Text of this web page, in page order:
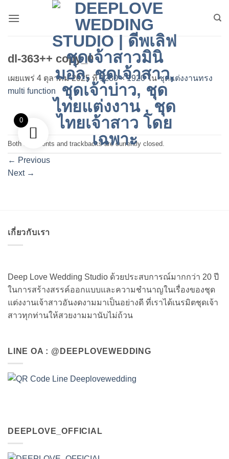
dl-363++ copy_0
เผยแพร่ 4 ตุลาคม 2025 ที่1280 × 1920ในชุดแต่งงานทรง​
multi function
Both comments and trackbacks are currently closed.
← Previous
Next →
เกี่ยวกับเรา
Deep Love Wedding Studio ด้วยประสบการณ์มากกว่า 20 ปี
ในการสร้างสรรค์ออกแบบและความชำนาญในเรื่องของชุด
แต่งงานเจ้าสาวอันงดงามมาเป็นอย่างดี ที่เราได้เนรมิตชุดเจ้า
สาวทุกท่านให้สวยงามมานับไม่ถ้วน
LINE OA : @DEEPLOVEWEDDING
DEEPLOVE_OFFICIAL
0